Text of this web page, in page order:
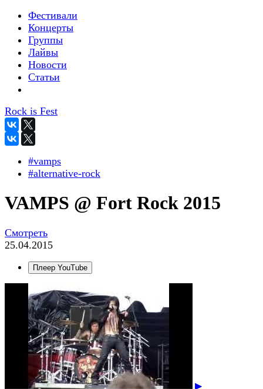
Фестивали
Концерты
Группы
Лайвы
Новости
Статьи
Rock is Fest
#vamps
#alternative-rock
VAMPS @ Fort Rock 2015
Смотреть
25.04.2015
Плеер YouTube
▶